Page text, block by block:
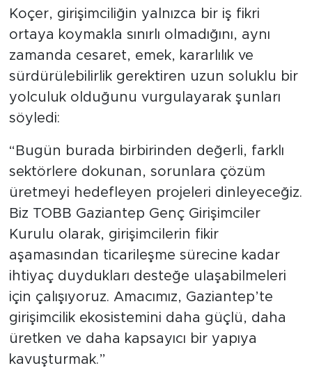
Koçer, girişimciliğin yalnızca bir iş fikri
ortaya koymakla sınırlı olmadığını, aynı
zamanda cesaret, emek, kararlılık ve
sürdürülebilirlik gerektiren uzun soluklu bir
yolculuk olduğunu vurgulayarak şunları
söyledi:
“Bugün burada birbirinden değerli, farklı
sektörlere dokunan, sorunlara çözüm
üretmeyi hedefleyen projeleri dinleyeceğiz.
Biz TOBB Gaziantep Genç Girişimciler
Kurulu olarak, girişimcilerin fikir
aşamasından ticarileşme sürecine kadar
ihtiyaç duydukları desteğe ulaşabilmeleri
için çalışıyoruz. Amacımız, Gaziantep’te
girişimcilik ekosistemini daha güçlü, daha
üretken ve daha kapsayıcı bir yapıya
kavuşturmak.”